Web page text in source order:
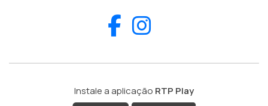
Facebook
Instale a aplicação RTP Play